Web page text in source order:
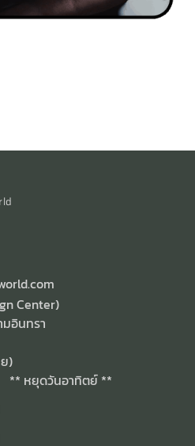
Center)
อินทรา
)
** หยุดวันอาทิตย์ **